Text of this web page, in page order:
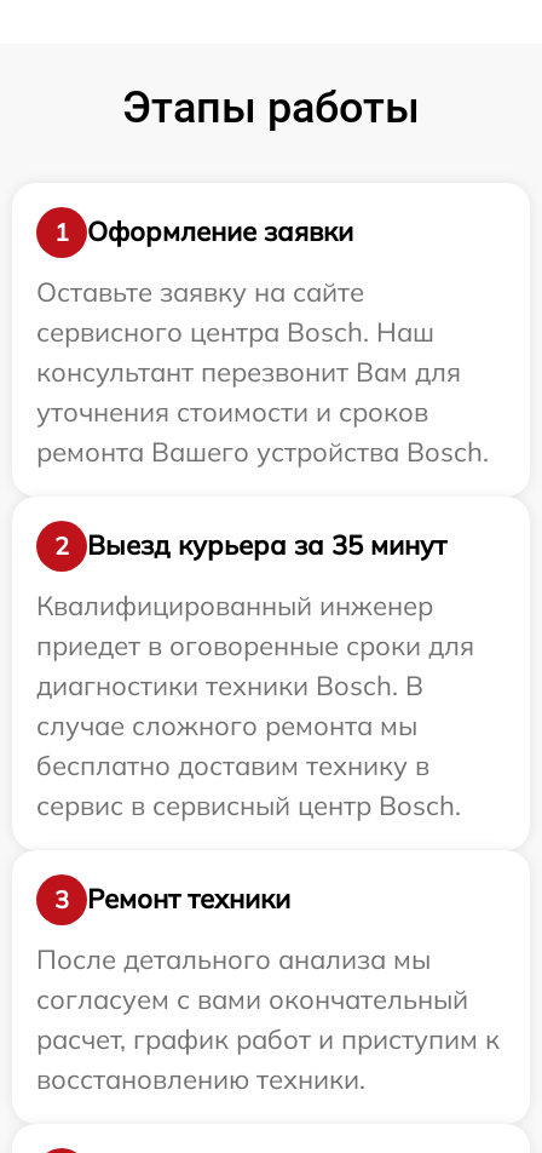
Этапы работы
1
Оформление заявки
Оставьте заявку на сайте
сервисного центра Bosch. Наш
консультант перезвонит Вам для
уточнения стоимости и сроков
ремонта Вашего устройства Bosch.
2
Выезд курьера за 35 минут
Квалифицированный инженер
приедет в оговоренные сроки для
диагностики техники Bosch. В
случае сложного ремонта мы
бесплатно доставим технику в
сервис в сервисный центр Bosch.
3
Ремонт техники
После детального анализа мы
согласуем с вами окончательный
расчет, график работ и приступим к
восстановлению техники.